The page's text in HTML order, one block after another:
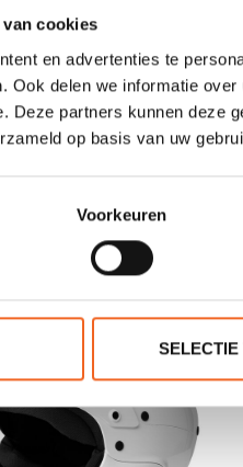
cookies
en advertenties te
Ook delen we informatie
Deze partners kunnen deze
op basis van uw
Voorkeuren
SELECTIE
0 sterren op basis
JE